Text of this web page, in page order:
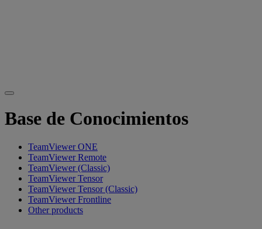
Base de Conocimientos
TeamViewer ONE
TeamViewer Remote
TeamViewer (Classic)
TeamViewer Tensor
TeamViewer Tensor (Classic)
TeamViewer Frontline
Other products